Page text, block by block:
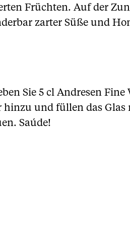
Früchten. Auf der
zarter Süße und
Sie 5 cl Andresen
hinzu und füllen das
Saúde!